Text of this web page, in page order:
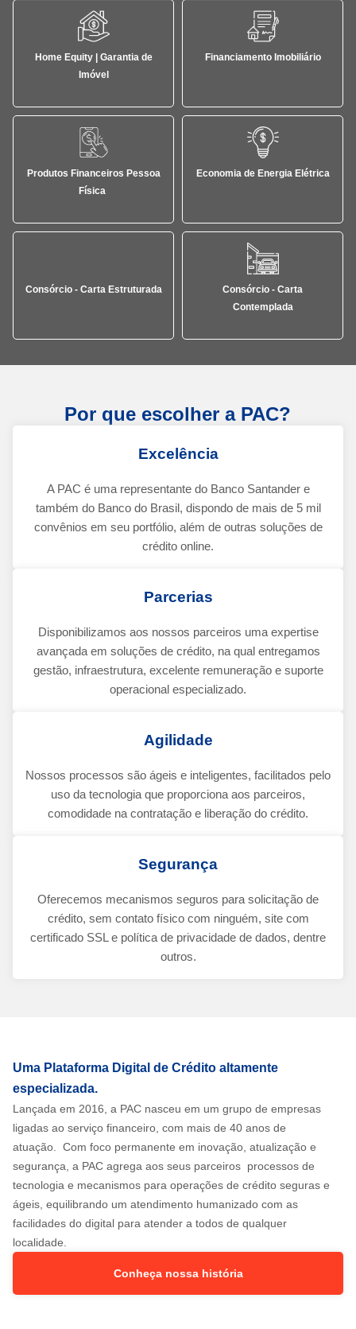
Home Equity | Garantia de
Imóvel
Financiamento Imobiliário
Produtos Financeiros Pessoa
Física
Economia de Energia Elétrica
Consórcio - Carta Estruturada
Consórcio - Carta
Contemplada
Por que escolher a PAC?
Excelência
A PAC é uma representante do Banco Santander e
também do Banco do Brasil, dispondo de mais de 5 mil
convênios em seu portfólio, além de outras soluções de
crédito online.
Parcerias
Disponibilizamos aos nossos parceiros uma expertise
avançada em soluções de crédito, na qual entregamos
gestão, infraestrutura, excelente remuneração e suporte
operacional especializado.
Agilidade
Nossos processos são ágeis e inteligentes, facilitados pelo
uso da tecnologia que proporciona aos parceiros,
comodidade na contratação e liberação do crédito.
Segurança
Oferecemos mecanismos seguros para solicitação de
crédito, sem contato físico com ninguém, site com
certificado SSL e política de privacidade de dados, dentre
outros.
Uma Plataforma Digital de Crédito altamente
especializada.
Lançada em 2016, a PAC nasceu em um grupo de empresas
ligadas ao serviço financeiro, com mais de 40 anos de
atuação. Com foco permanente em inovação, atualização e
segurança, a PAC agrega aos seus parceiros processos de
tecnologia e mecanismos para operações de crédito seguras e
ágeis, equilibrando um atendimento humanizado com as
facilidades do digital para atender a todos de qualquer
localidade.
Conheça nossa história